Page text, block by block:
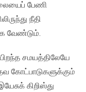
பேணி
நீதி
வேண்டும்.
சமயத்திலேயே
கோட்பாடுகளுக்கும்
கிறிஸ்து